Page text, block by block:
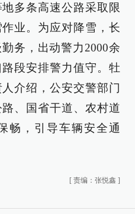
多条高速公路采取限
业。为应对降雪，长
务，出动警力2000余
段安排警力值守。牡
介绍，公安交警部门
、国省干道、农村道
畅，引导车辆安全通
[ 责编：张悦鑫 ]